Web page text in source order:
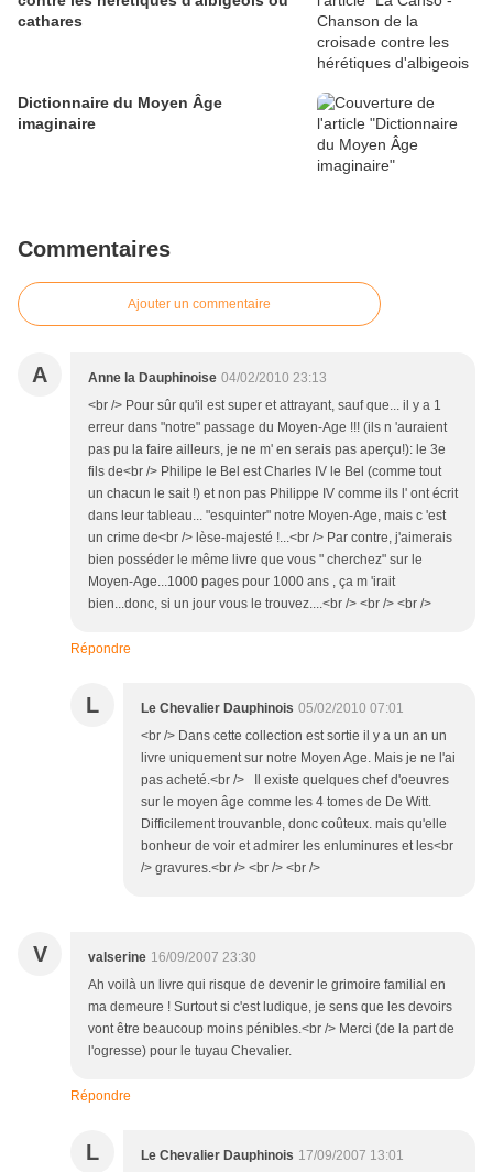
cathares
Dictionnaire du Moyen Âge
imaginaire
Commentaires
Ajouter un commentaire
A Anne la Dauphinoise 04/02/2010 23:13
<br /> Pour sûr qu'il est super et attrayant, sauf que... il y a 1
erreur dans "notre" passage du Moyen-Age !!! (ils n 'auraient
pas pu la faire ailleurs, je ne m' en serais pas aperçu!): le 3e
fils de<br /> Philipe le Bel est Charles IV le Bel (comme tout
un chacun le sait !) et non pas Philippe IV comme ils l' ont écrit
dans leur tableau... "esquinter" notre Moyen-Age, mais c 'est
un crime de<br /> lèse-majesté !...<br /> Par contre, j'aimerais
bien posséder le même livre que vous " cherchez" sur le
Moyen-Age...1000 pages pour 1000 ans , ça m 'irait
bien...donc, si un jour vous le trouvez....<br /> <br /> <br />
Répondre
L Le Chevalier Dauphinois 05/02/2010 07:01
<br /> Dans cette collection est sortie il y a un an un
livre uniquement sur notre Moyen Age. Mais je ne l'ai
pas acheté.<br /> Il existe quelques chef d'oeuvres
sur le moyen âge comme les 4 tomes de De Witt.
Difficilement trouvanble, donc coûteux. mais qu'elle
bonheur de voir et admirer les enluminures et les<br
/> gravures.<br /> <br /> <br />
V valserine 16/09/2007 23:30
Ah voilà un livre qui risque de devenir le grimoire familial en
ma demeure ! Surtout si c'est ludique, je sens que les devoirs
vont être beaucoup moins pénibles.<br /> Merci (de la part de
l'ogresse) pour le tuyau Chevalier.
Répondre
L Le Chevalier Dauphinois 17/09/2007 13:01